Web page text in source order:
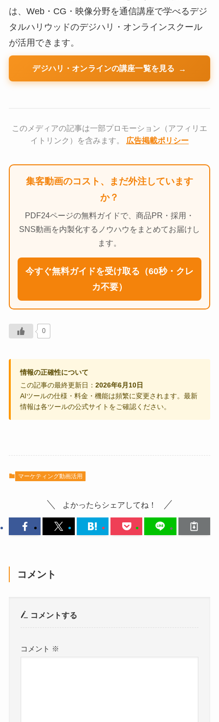
は、Web・CG・映像分野を通信講座で学べるデジ
タルハリウッドのデジハリ・オンラインスクール
が活用できます。
デジハリ・オンラインの講座一覧を見る
このメディアの記事は一部プロモーション（アフィリエ
イトリンク）を含みます。 広告掲載ポリシー
集客動画のコスト、まだ外注しています
か？
PDF24ページの無料ガイドで、商品PR・採用・
SNS動画を内製化するノウハウをまとめてお届けし
ます。
今すぐ無料ガイドを受け取る（60秒・クレ
カ不要）
0
情報の正確性について
この記事の最終更新日：2026年6月10日
AIツールの仕様・料金・機能は頻繁に変更されます。最新
情報は各ツールの公式サイトをご確認ください。
マーケティング動画活用
よかったらシェアしてね！
コメント
コメントする
コメント ※